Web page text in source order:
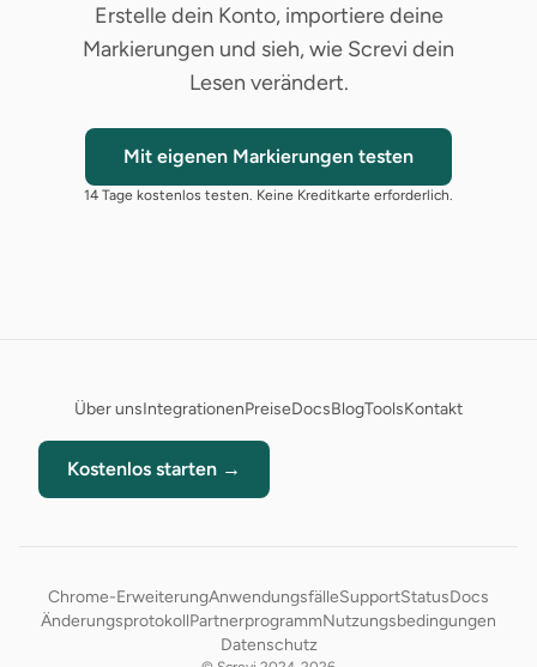
Erstelle dein Konto, importiere deine
Markierungen und sieh, wie Screvi dein
Lesen verändert.
Mit eigenen Markierungen testen
14 Tage kostenlos testen. Keine Kreditkarte erforderlich.
Über unsIntegrationenPreiseDocsBlogToolsKontakt
Kostenlos starten →
Chrome-ErweiterungAnwendungsfälleSupportStatusDocs
ÄnderungsprotokollPartnerprogrammNutzungsbedingungen
Datenschutz